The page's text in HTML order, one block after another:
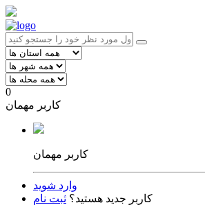
0
کاربر مهمان
کاربر مهمان
وارد شوید
کاربر جدید هستید؟ ثبت نام